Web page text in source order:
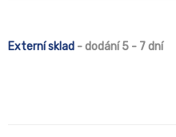
Externí sklad - dodání 5 - 7 dní